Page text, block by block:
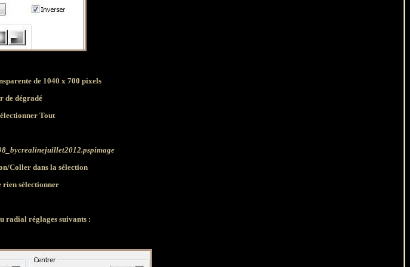
de 1040 x 700 pixels
de dégradé
Tout
/Coller dans la sélection
rien sélectionner
radial réglages suivants :